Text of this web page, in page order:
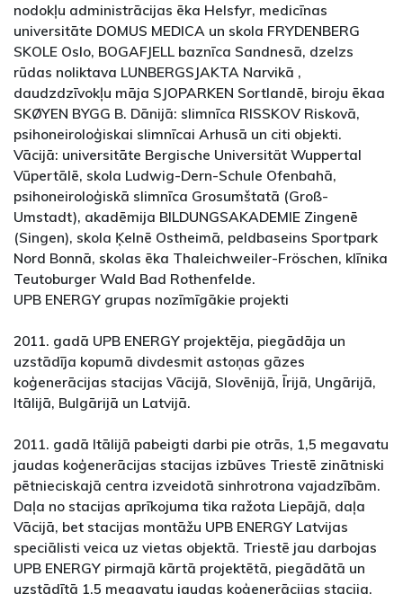
nodokļu administrācijas ēka Helsfyr, medicīnas
universitāte DOMUS MEDICA un skola FRYDENBERG
SKOLE Oslo, BOGAFJELL baznīca Sandnesā, dzelzs
rūdas noliktava LUNBERGSJAKTA Narvikā ,
daudzdzīvokļu māja SJOPARKEN Sortlandē, biroju ēkaa
SKØYEN BYGG B. Dānijā: slimnīca RISSKOV Riskovā,
psihoneiroloģiskai slimnīcai Arhusā un citi objekti.
Vācijā: universitāte Bergische Universität Wuppertal
Vūpertālē, skola Ludwig-Dern-Schule Ofenbahā,
psihoneiroloģiskā slimnīca Grosumštatā (Groß-
Umstadt), akadēmija BILDUNGSAKADEMIE Zingenē
(Singen), skola Ķelnē Ostheimā, peldbaseins Sportpark
Nord Bonnā, skolas ēka Thaleichweiler-Fröschen, klīnika
Teutoburger Wald Bad Rothenfelde.
UPB ENERGY grupas nozīmīgākie projekti
2011. gadā UPB ENERGY projektēja, piegādāja un
uzstādīja kopumā divdesmit astoņas gāzes
koģenerācijas stacijas Vācijā, Slovēnijā, Īrijā, Ungārijā,
Itālijā, Bulgārijā un Latvijā.
2011. gadā Itālijā pabeigti darbi pie otrās, 1,5 megavatu
jaudas koģenerācijas stacijas izbūves Triestē zinātniski
pētnieciskajā centra izveidotā sinhrotrona vajadzībām.
Daļa no stacijas aprīkojuma tika ražota Liepājā, daļa
Vācijā, bet stacijas montāžu UPB ENERGY Latvijas
speciālisti veica uz vietas objektā. Triestē jau darbojas
UPB ENERGY pirmajā kārtā projektētā, piegādātā un
uzstādītā 1,5 megavatu jaudas koģenerācijas stacija,